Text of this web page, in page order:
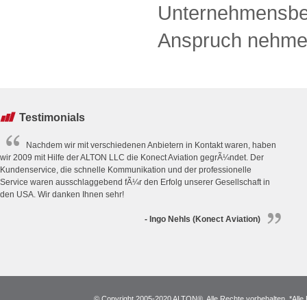
Anspruch
Testimonials
Nachdem wir mit verschiedenen Anbietern in Kontakt waren, haben
wir 2009 mit Hilfe der ALTON LLC die Konect Aviation gegrÃ¼ndet. Der
Kundenservice, die schnelle Kommunikation und der professionelle
Service waren ausschlaggebend fÃ¼r den Erfolg unserer Gesellschaft in
den USA. Wir danken Ihnen sehr!
- Ingo Nehls (Konect Aviation)